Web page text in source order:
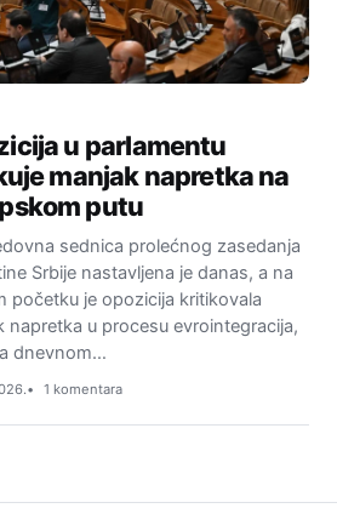
u parlamentu
manjak napretka na
putu
sednica prolećnog zasedanja
Srbije nastavljena je danas, a na
početku je opozicija kritikovala
napretka u procesu evrointegracija,
dnevnom…
1 komentara